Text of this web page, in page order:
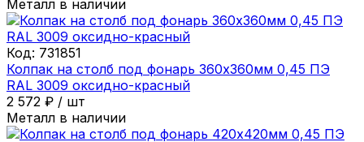
Металл в наличии
Код: 731851
Колпак на столб под фонарь 360х360мм 0,45 ПЭ
RAL 3009 оксидно-красный
2 572 ₽ / шт
Металл в наличии